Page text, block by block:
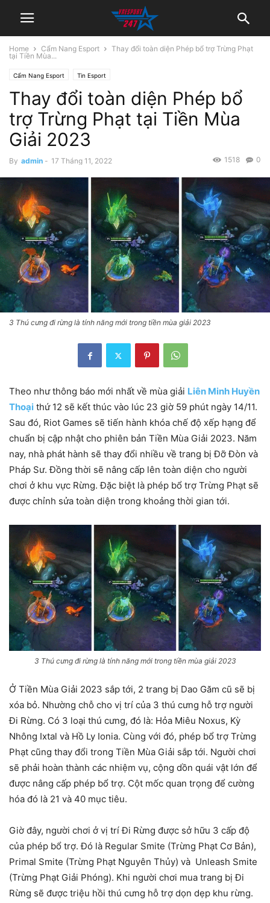
Home Cẩm Nang Esport
Thay đổi toàn diện Phép bổ trợ Trừng Phạt
tại Tiền Mùa...
Cẩm Nang Esport Tin Esport
Thay đổi toàn diện Phép bổ
trợ Trừng Phạt tại Tiền Mùa
Giải 2023
By admin - 17 Tháng 11, 2022 0
1518
3 Thú cưng đi rừng là tính năng mới trong tiền mùa giải 2023
Theo như thông báo mới nhất về mùa giải Liên Minh Huyền
Thoại thứ 12 sẽ kết thúc vào lúc 23 giờ 59 phút ngày 14/11.
Sau đó, Riot Games sẽ tiến hành khóa chế độ xếp hạng để
chuẩn bị cập nhật cho phiên bản Tiền Mùa Giải 2023. Năm
nay, nhà phát hành sẽ thay đổi nhiều về trang bị Đỡ Đòn và
Pháp Sư. Đồng thời sẽ nâng cấp lên toàn diện cho người
chơi ở khu vực Rừng. Đặc biệt là phép bổ trợ Trừng Phạt sẽ
được chỉnh sửa toàn diện trong khoảng thời gian tới.
3 Thú cưng đi rừng là tính năng mới trong tiền mùa giải 2023
Ở Tiền Mùa Giải 2023 sắp tới, 2 trang bị Dao Găm cũ sẽ bị
xóa bỏ. Nhường chỗ cho vị trí của 3 thú cưng hỗ trợ người
Đi Rừng. Có 3 loại thú cưng, đó là: Hỏa Miêu Noxus, Kỳ
Nhông Ixtal và Hồ Ly Ionia. Cùng với đó, phép bổ trợ Trừng
Phạt cũng thay đổi trong Tiền Mùa Giải sắp tới. Người chơi
sẽ phải hoàn thành các nhiệm vụ, cộng dồn quái vật lớn để
được nâng cấp phép bổ trợ. Cột mốc quan trọng để cường
hóa đó là 21 và 40 mục tiêu.
Giờ đây, người chơi ở vị trí Đi Rừng được sở hữu 3 cấp độ
của phép bổ trợ. Đó là Regular Smite (Trừng Phạt Cơ Bản),
Primal Smite (Trừng Phạt Nguyên Thủy) và Unleash Smite
(Trừng Phạt Giải Phóng). Khi người chơi mua trang bị Đi
Rừng sẽ được triệu hồi thú cưng hỗ trợ dọn dẹp khu rừng.